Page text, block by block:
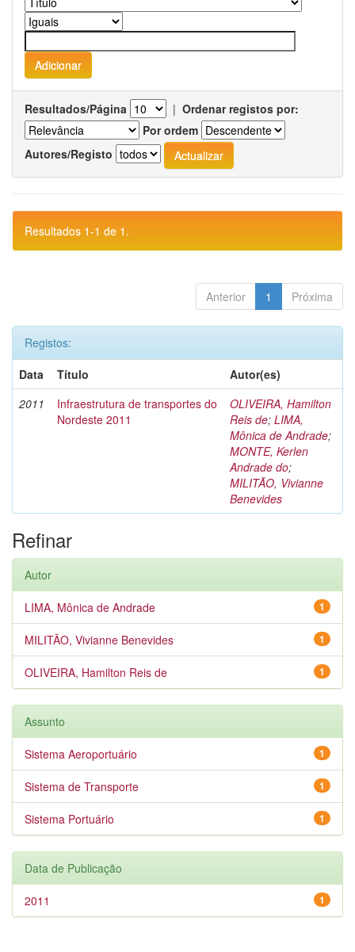
Resultados/Página | Ordenar registos por:
Por ordem
Autores/Registo
Resultados 1-1 de 1.
Anterior 1 Próxima
Registos:
Data
Título
Autor(es)
2011
Infraestrutura de transportes do
Nordeste 2011
OLIVEIRA, Hamilton
Reis de; LIMA,
Mônica de Andrade;
MONTE, Kerlen
Andrade do;
MILITÃO, Vivianne
Benevides
Refinar
Autor
1
LIMA, Mônica de Andrade
1
MILITÃO, Vivianne Benevides
1
OLIVEIRA, Hamilton Reis de
Assunto
1
Sistema Aeroportuário
1
Sistema de Transporte
1
Sistema Portuário
Data de Publicação
1
2011